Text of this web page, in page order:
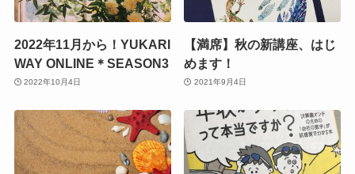
2022年11月から！YUKARI
WAY ONLINE＊SEASON3
2022年10月4日
【満席】秋の新講座、はじ
めます！
2021年9月4日